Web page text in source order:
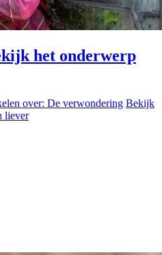
het onderwerp
over: De verwondering Bekijk
liever